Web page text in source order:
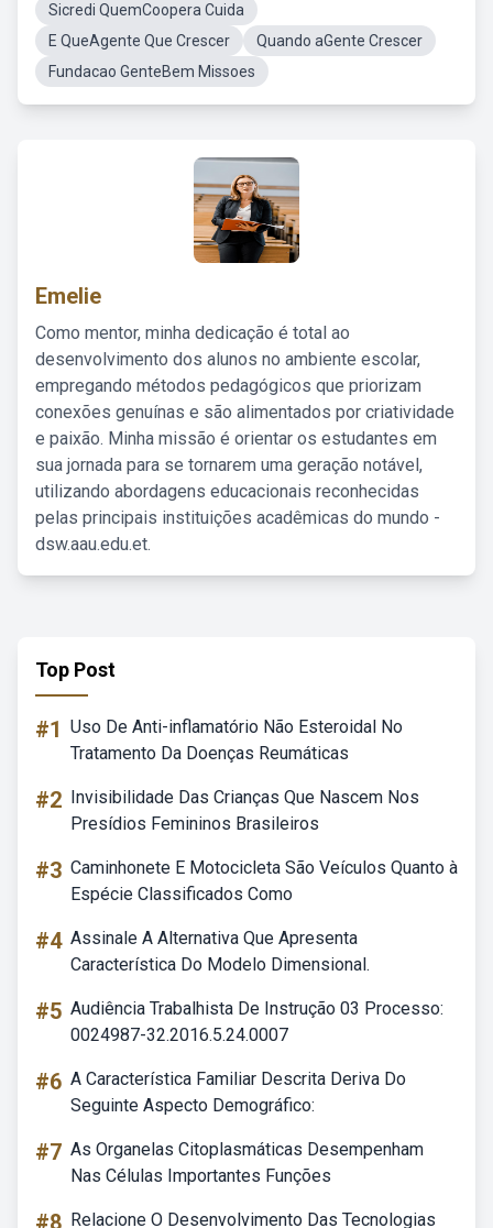
Sicredi QuemCoopera Cuida
E QueAgente Que Crescer
Quando aGente Crescer
Fundacao GenteBem Missoes
Emelie
Como mentor, minha dedicação é total ao
desenvolvimento dos alunos no ambiente escolar,
empregando métodos pedagógicos que priorizam
conexões genuínas e são alimentados por criatividade
e paixão. Minha missão é orientar os estudantes em
sua jornada para se tornarem uma geração notável,
utilizando abordagens educacionais reconhecidas
pelas principais instituições acadêmicas do mundo -
dsw.aau.edu.et.
Top Post
#1 Uso De Anti-inflamatório Não Esteroidal No
Tratamento Da Doenças Reumáticas
#2 Invisibilidade Das Crianças Que Nascem Nos
Presídios Femininos Brasileiros
#3 Caminhonete E Motocicleta São Veículos Quanto à
Espécie Classificados Como
#4 Assinale A Alternativa Que Apresenta
Característica Do Modelo Dimensional.
#5 Audiência Trabalhista De Instrução 03 Processo:
0024987-32.2016.5.24.0007
#6 A Característica Familiar Descrita Deriva Do
Seguinte Aspecto Demográfico:
#7 As Organelas Citoplasmáticas Desempenham
Nas Células Importantes Funções
#8 Relacione O Desenvolvimento Das Tecnologias